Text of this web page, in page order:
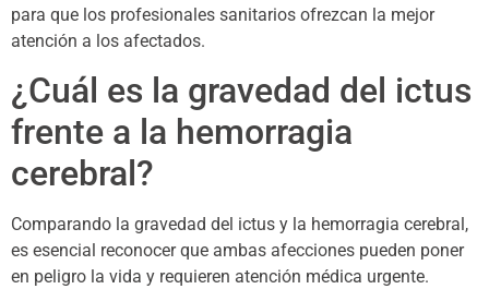
para que los profesionales sanitarios ofrezcan la mejor
atención a los afectados.
¿Cuál es la gravedad del ictus
frente a la hemorragia
cerebral?
Comparando la gravedad del ictus y la hemorragia cerebral,
es esencial reconocer que ambas afecciones pueden poner
en peligro la vida y requieren atención médica urgente.